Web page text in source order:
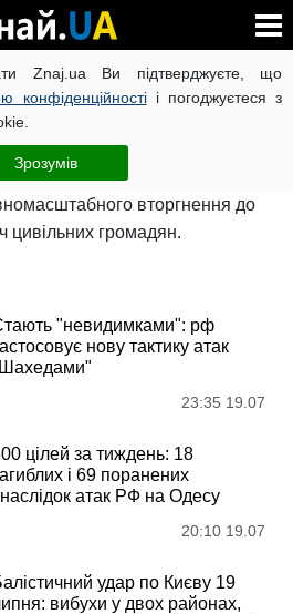
Znaj.ua Ви підтверджуєте, що
конфіденційностіі погоджуєтеся з
Зрозумів
України
оголосив про початок
операції" проти України.
вторгнення до
цивільних громадян.
"невидимками": рф
нову тактику атак
23:35 19.07
цілей за тиждень: 18
і 69 поранених
атак РФ на Одесу
20:10 19.07
удар по Києву 19
вибухи у двох районах,